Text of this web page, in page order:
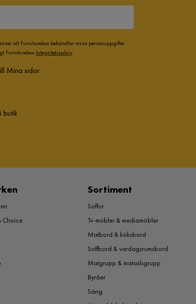
att Furniturebox behandlar mina personuppgifter
Furniturebox Integritetspolicy.
Mina sidor.
butik
Choice
Sortiment
Soffor
Tv-möbler & mediamöbler
Matbord & köksbord
Soffbord & vardagsrumsbord
Matgrupp & matsalsgrupp
Byråer
Säng